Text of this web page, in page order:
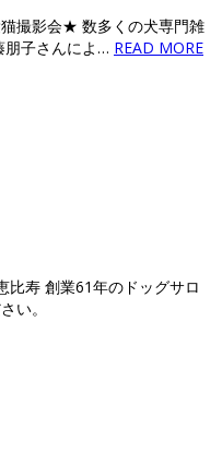
撮影会★ 数多くの犬専門雑
朋子さんによ… READ MORE
比寿 創業61年のドッグサロ
い。